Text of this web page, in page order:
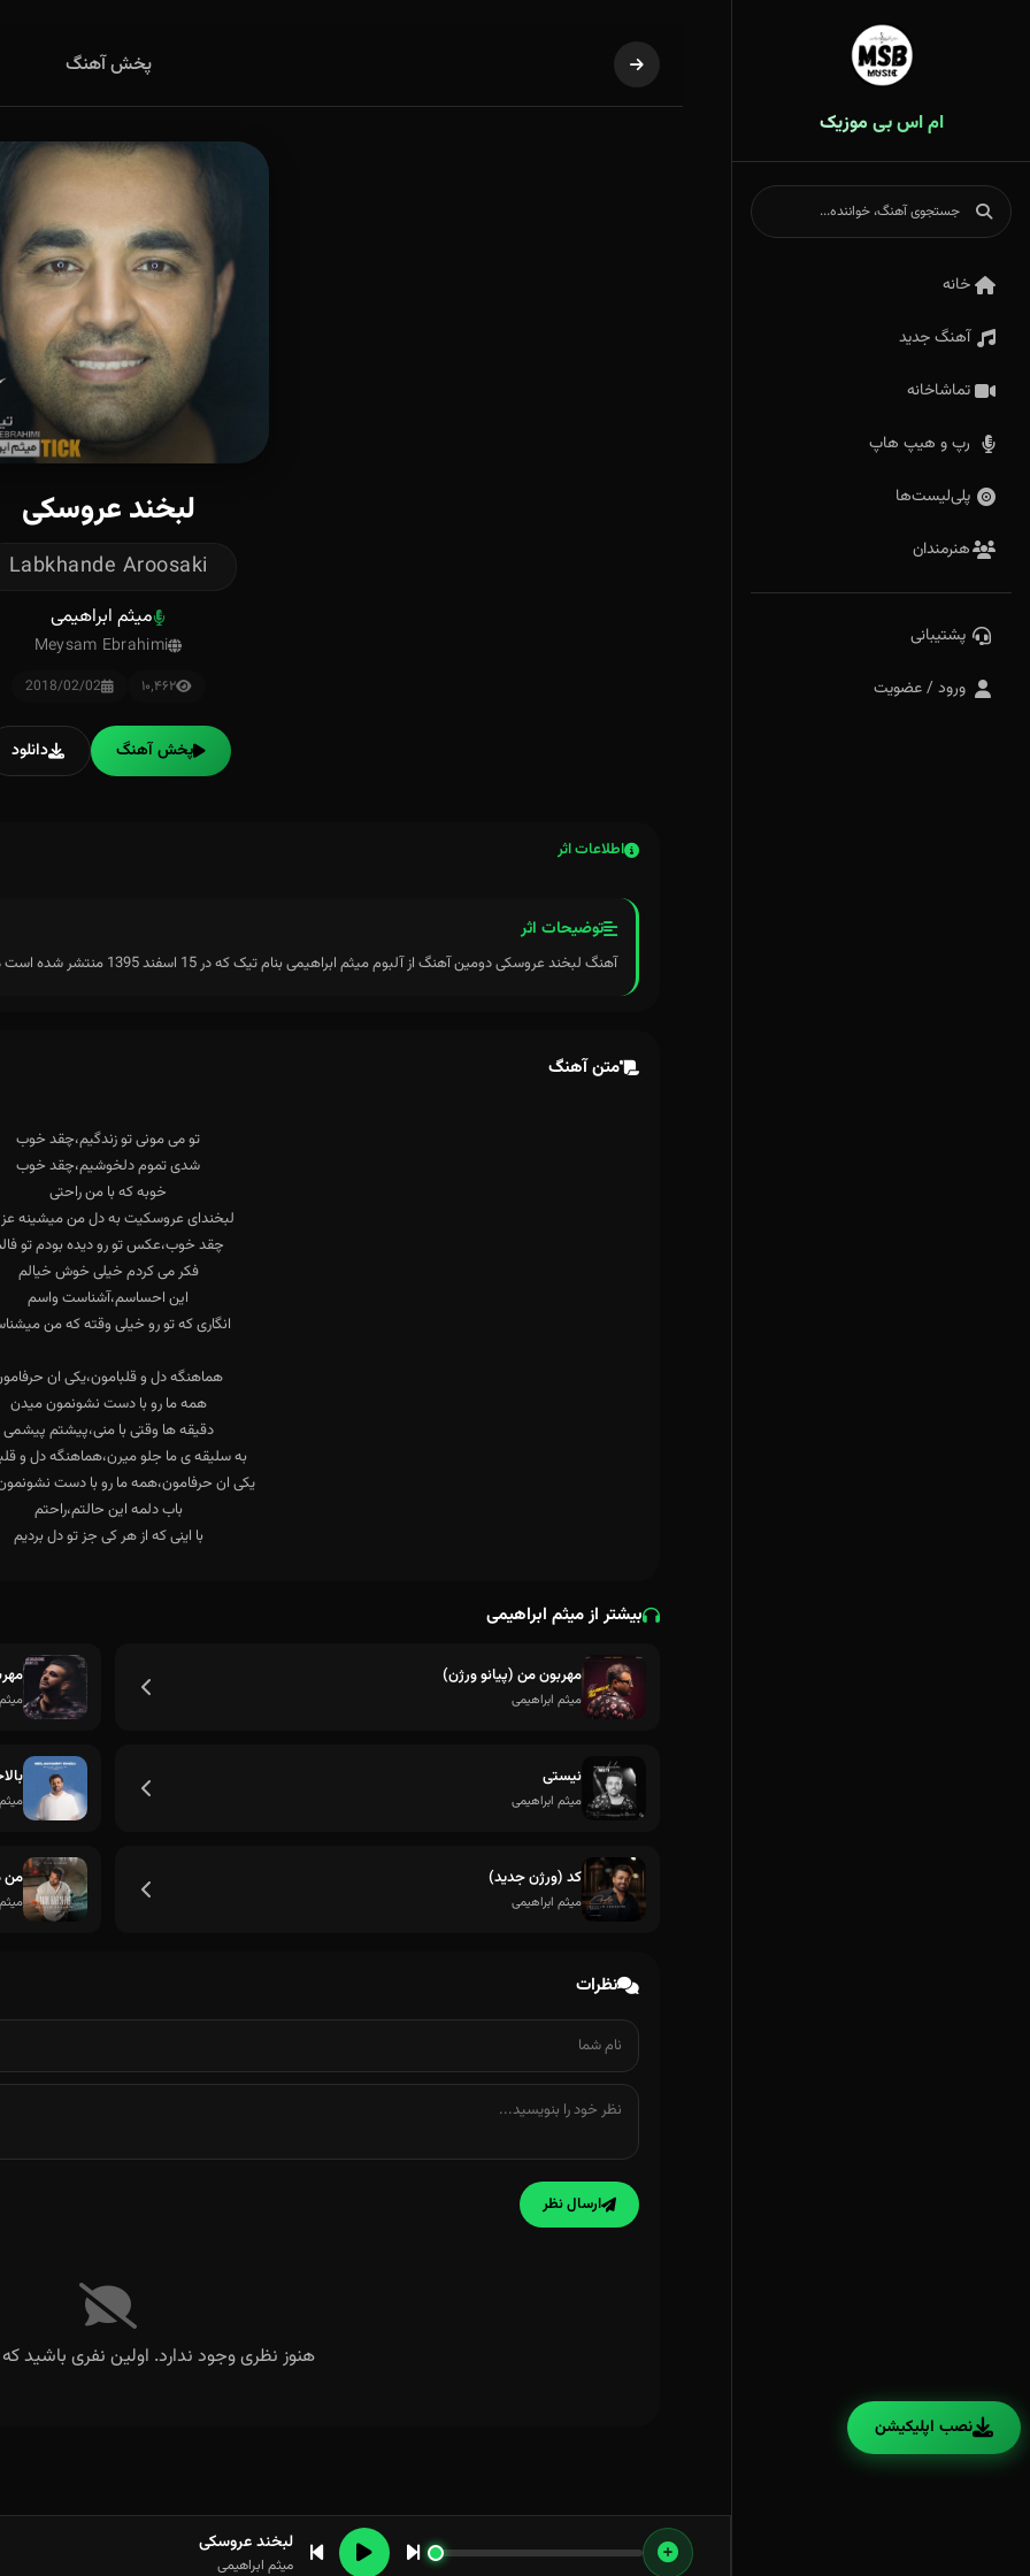
ام اس بی موزیک
خانه
آهنگ جدید
تماشاخانه
رپ و هیپ هاپ
پلی‌لیست‌ها
هنرمندان
پشتیبانی
ورود / عضویت
پخش آهنگ
لبخند عروسکی
Labkhande Aroosaki
میثم ابراهیمی
Meysam Ebrahimi
۱۰٬۴۶۲ 2018/02/02
پخش آهنگ دانلود
اطلاعات اثر
توضیحات اثر
آهنگ لبخند عروسکی دومین آهنگ از آلبوم میثم ابراهیمی بنام تیک که در 15 اسفند 1395 منتشر شده است می باشد.
متن آهنگ
ببین زومه رو من و تو همه نگاها
دنیام پره از ستاره،تا وقتی که میدونم
چشای تو منو دوسم داره
همه ما رو با دست نشونمون میدن
دقیقه ها وقتی با منی،پیشتم پیشمی
بیشتر از میثم ابراهیمی
مهربون من (پیانو ورژن)
میثم ابراهیمی
نیستی
میثم ابراهیمی
کد (ورژن جدید)
میثم ابراهیمی
من
نظرات
ارسال نظر
هنوز نظری وجود ندارد. اولین نفری باشید
لبخند عروسکی
میثم ابراهیمی
نصب اپلیکیشن